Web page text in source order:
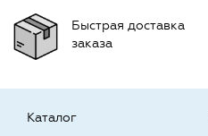
Быстрая доставка
заказа
Каталог